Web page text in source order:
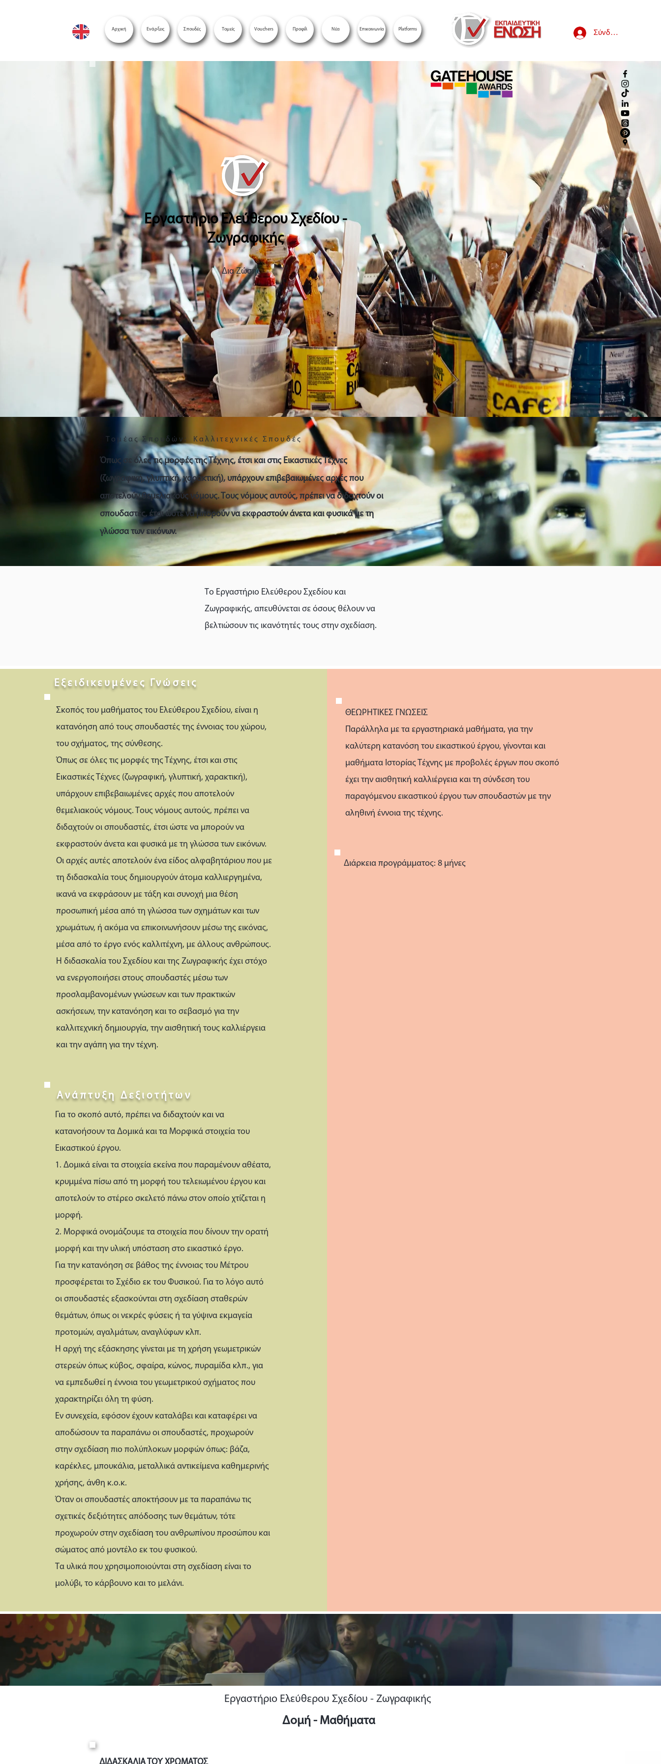
Αρχική Ενάρξεις Σπουδές Τομείς Vouchers Προφίλ Νέα Επικοινωνία Platforms Σύνδεση
Εργαστήριο Ελεύθερου Σχεδίου -
Ζωγραφικής
Δια Ζώσης
Τομέας Σπουδών: Καλλιτεχνικές Σπουδές
Όπως σε όλες τις μορφές της Τέχνης, έτσι και στις Εικαστικές Τέχνες
(ζωγραφική, γλυπτική, χαρακτική), υπάρχουν επιβεβαιωμένες αρχές που
αποτελούν θεμελιακούς νόμους. Τους νόμους αυτούς, πρέπει να διδαχτούν οι
σπουδαστές, έτσι ώστε να μπορούν να εκφραστούν άνετα και φυσικά με τη
γλώσσα των εικόνων.
Το Εργαστήριο Ελεύθερου Σχεδίου και
Ζωγραφικής, απευθύνεται σε όσους θέλουν να
βελτιώσουν τις ικανότητές τους στην σχεδίαση.
Εξειδικευμένες Γνώσεις
Σκοπός του μαθήματος του Ελεύθερου Σχεδίου, είναι η
κατανόηση από τους σπουδαστές της έννοιας του χώρου,
του σχήματος, της σύνθεσης.
Όπως σε όλες τις μορφές της Τέχνης, έτσι και στις
Εικαστικές Τέχνες (ζωγραφική, γλυπτική, χαρακτική),
υπάρχουν επιβεβαιωμένες αρχές που αποτελούν
θεμελιακούς νόμους. Τους νόμους αυτούς, πρέπει να
διδαχτούν οι σπουδαστές, έτσι ώστε να μπορούν να
εκφραστούν άνετα και φυσικά με τη γλώσσα των εικόνων.
Οι αρχές αυτές αποτελούν ένα είδος αλφαβητάριου που με
τη διδασκαλία τους δημιουργούν άτομα καλλιεργημένα,
ικανά να εκφράσουν με τάξη και συνοχή μια θέση
προσωπική μέσα από τη γλώσσα των σχημάτων και των
χρωμάτων, ή ακόμα να επικοινωνήσουν μέσω της εικόνας,
μέσα από το έργο ενός καλλιτέχνη, με άλλους ανθρώπους.
Η διδασκαλία του Σχεδίου και της Ζωγραφικής έχει στόχο
να ενεργοποιήσει στους σπουδαστές μέσω των
προσλαμβανομένων γνώσεων και των πρακτικών
ασκήσεων, την κατανόηση και το σεβασμό για την
καλλιτεχνική δημιουργία, την αισθητική τους καλλιέργεια
και την αγάπη για την τέχνη.
Ανάπτυξη Δεξιοτήτων
Για το σκοπό αυτό, πρέπει να διδαχτούν και να
κατανοήσουν τα Δομικά και τα Μορφικά στοιχεία του
Εικαστικού έργου.
1. Δομικά είναι τα στοιχεία εκείνα που παραμένουν αθέατα,
κρυμμένα πίσω από τη μορφή του τελειωμένου έργου και
αποτελούν το στέρεο σκελετό πάνω στον οποίο χτίζεται η
μορφή.
2. Μορφικά ονομάζουμε τα στοιχεία που δίνουν την ορατή
μορφή και την υλική υπόσταση στο εικαστικό έργο.
Για την κατανόηση σε βάθος της έννοιας του Μέτρου
προσφέρεται το Σχέδιο εκ του Φυσικού. Για το λόγο αυτό
οι σπουδαστές εξασκούνται στη σχεδίαση σταθερών
θεμάτων, όπως οι νεκρές φύσεις ή τα γύψινα εκμαγεία
προτομών, αγαλμάτων, αναγλύφων κλπ.
Η αρχή της εξάσκησης γίνεται με τη χρήση γεωμετρικών
στερεών όπως κύβος, σφαίρα, κώνος, πυραμίδα κλπ., για
να εμπεδωθεί η έννοια του γεωμετρικού σχήματος που
χαρακτηρίζει όλη τη φύση.
Εν συνεχεία, εφόσον έχουν καταλάβει και καταφέρει να
αποδώσουν τα παραπάνω οι σπουδαστές, προχωρούν
στην σχεδίαση πιο πολύπλοκων μορφών όπως: βάζα,
καρέκλες, μπουκάλια, μεταλλικά αντικείμενα καθημερινής
χρήσης, άνθη κ.ο.κ.
Όταν οι σπουδαστές αποκτήσουν με τα παραπάνω τις
σχετικές δεξιότητες απόδοσης των θεμάτων, τότε
προχωρούν στην σχεδίαση του ανθρωπίνου προσώπου και
σώματος από μοντέλο εκ του φυσικού.
Τα υλικά που χρησιμοποιούνται στη σχεδίαση είναι το
μολύβι, το κάρβουνο και το μελάνι.
ΘΕΩΡΗΤΙΚΕΣ ΓΝΩΣΕΙΣ
Παράλληλα με τα εργαστηριακά μαθήματα, για την
καλύτερη κατανόση του εικαστικού έργου, γίνονται και
μαθήματα Ιστορίας Τέχνης με προβολές έργων που σκοπό
έχει την αισθητική καλλιέργεια και τη σύνδεση του
παραγόμενου εικαστικού έργου των σπουδαστών με την
αληθινή έννοια της τέχνης.
Διάρκεια προγράμματος: 8 μήνες
Εργαστήριο Ελεύθερου Σχεδίου - Ζωγραφικής
Δομή - Μαθήματα